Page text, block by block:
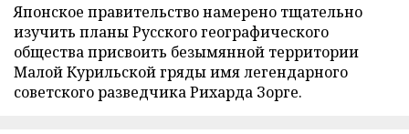
Японское правительство намерено тщательно
изучить планы Русского географического
общества присвоить безымянной территории
Малой Курильской гряды имя легендарного
советского разведчика Рихарда Зорге.